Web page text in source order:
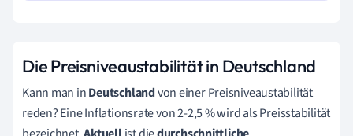
Die Preisniveaustabilität in Deutschland
Kann man inDeutschlandvon einer Preisniveaustabilität
reden? Eine Inflationsrate von 2-2,5 % wird als Preisstabilität